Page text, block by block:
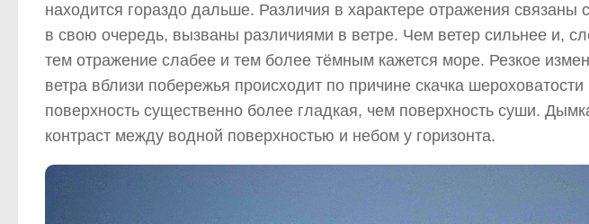
находится гораздо дальше. Различия в характере отражения связаны
в свою очередь, вызваны различиями в ветре. Чем ветер сильнее и,
тем отражение слабее и тем более тёмным кажется море. Резкое
ветра вблизи побережья происходит по причине скачка
поверхность существенно более гладкая, чем поверхность суши.
контраст между водной поверхностью и небом у горизонта.